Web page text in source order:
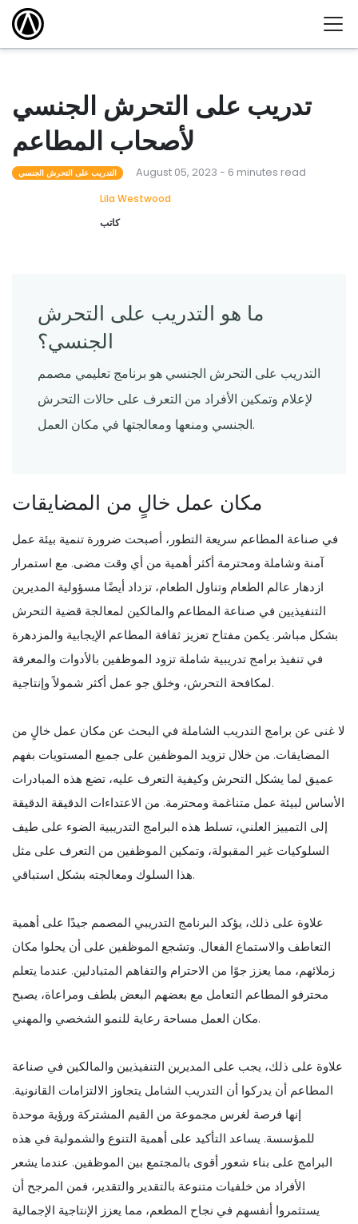
تدريب على التحرش الجنسي
لأصحاب المطاعم
التدريب على التحرش الجنسي
August 05, 2023 - 6 minutes read
Lila Westwood
كاتب
ما هو التدريب على التحرش
الجنسي؟
التدريب على التحرش الجنسي هو برنامج تعليمي مصمم
لإعلام وتمكين الأفراد من التعرف على حالات التحرش
الجنسي ومنعها ومعالجتها في مكان العمل.
مكان عمل خالٍ من المضايقات
في صناعة المطاعم سريعة التطور، أصبحت ضرورة تنمية بيئة عمل
آمنة وشاملة ومحترمة أكثر أهمية من أي وقت مضى. مع استمرار
ازدهار عالم الطعام وتناول الطعام، تزداد أيضًا مسؤولية المديرين
التنفيذيين في صناعة المطاعم والمالكين لمعالجة قضية التحرش
بشكل مباشر. يكمن مفتاح تعزيز ثقافة المطاعم الإيجابية والمزدهرة
في تنفيذ برامج تدريبية شاملة تزود الموظفين بالأدوات والمعرفة
لمكافحة التحرش، وخلق جو عمل أكثر شمولاً وإنتاجية.
لا غنى عن برامج التدريب الشاملة في البحث عن مكان عمل خالٍ من
المضايقات. من خلال تزويد الموظفين على جميع المستويات بفهم
عميق لما يشكل التحرش وكيفية التعرف عليه، تضع هذه المبادرات
الأساس لبيئة عمل متناغمة ومحترمة. من الاعتداءات الدقيقة الدقيقة
إلى التمييز العلني، تسلط هذه البرامج التدريبية الضوء على طيف
السلوكيات غير المقبولة، وتمكين الموظفين من التعرف على مثل
هذا السلوك ومعالجته بشكل استباقي.
علاوة على ذلك، يؤكد البرنامج التدريبي المصمم جيدًا على أهمية
التعاطف والاستماع الفعال. وتشجع الموظفين على أن يحلوا مكان
زملائهم، مما يعزز جوًا من الاحترام والتفاهم المتبادلين. عندما يتعلم
محترفو المطاعم التعامل مع بعضهم البعض بلطف ومراعاة، يصبح
مكان العمل مساحة رعاية للنمو الشخصي والمهني.
علاوة على ذلك، يجب على المديرين التنفيذيين والمالكين في صناعة
المطاعم أن يدركوا أن التدريب الشامل يتجاوز الالتزامات القانونية.
إنها فرصة لغرس مجموعة من القيم المشتركة ورؤية موحدة
للمؤسسة. يساعد التأكيد على أهمية التنوع والشمولية في هذه
البرامج على بناء شعور أقوى بالمجتمع بين الموظفين. عندما يشعر
الأفراد من خلفيات متنوعة بالتقدير والتقدير، فمن المرجح أن
يستثمروا أنفسهم في نجاح المطعم، مما يعزز الإنتاجية الإجمالية